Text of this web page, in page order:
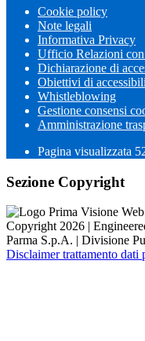
Cookie policy
Note legali
Informativa Privacy
Ufficio Relazioni
Dichiarazione di
Obiettivi di
Whistleblowing
Gestione consensi
Amministrazione
Pagina visualizzata
Sezione Copyright
Copyright 2026 |
Parma S.p.A. | Divisione
Disclaimer trattamento dati